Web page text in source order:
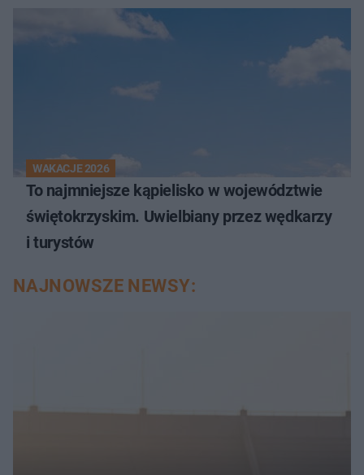
WAKACJE 2026
To najmniejsze kąpielisko w województwie
świętokrzyskim. Uwielbiany przez wędkarzy
i turystów
NAJNOWSZE NEWSY: